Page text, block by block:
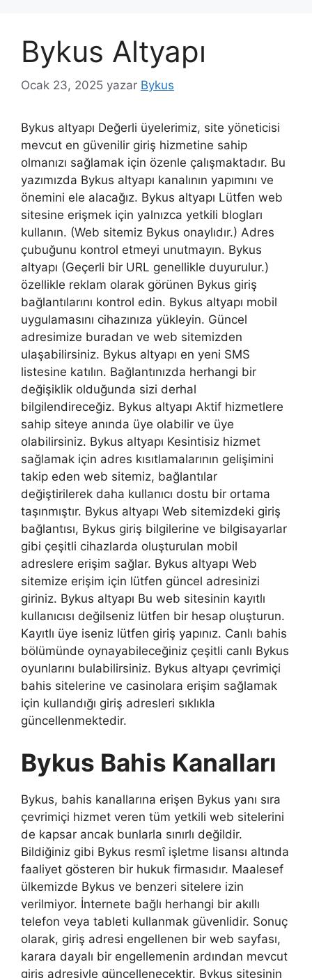
Bykus Altyapı
Ocak 23, 2025 yazar Bykus
Bykus altyapı Değerli üyelerimiz, site yöneticisi
mevcut en güvenilir giriş hizmetine sahip
olmanızı sağlamak için özenle çalışmaktadır. Bu
yazımızda Bykus altyapı kanalının yapımını ve
önemini ele alacağız. Bykus altyapı Lütfen web
sitesine erişmek için yalnızca yetkili blogları
kullanın. (Web sitemiz Bykus onaylıdır.) Adres
çubuğunu kontrol etmeyi unutmayın. Bykus
altyapı (Geçerli bir URL genellikle duyurulur.)
özellikle reklam olarak görünen Bykus giriş
bağlantılarını kontrol edin. Bykus altyapı mobil
uygulamasını cihazınıza yükleyin. Güncel
adresimize buradan ve web sitemizden
ulaşabilirsiniz. Bykus altyapı en yeni SMS
listesine katılın. Bağlantınızda herhangi bir
değişiklik olduğunda sizi derhal
bilgilendireceğiz. Bykus altyapı Aktif hizmetlere
sahip siteye anında üye olabilir ve üye
olabilirsiniz. Bykus altyapı Kesintisiz hizmet
sağlamak için adres kısıtlamalarının gelişimini
takip eden web sitemiz, bağlantılar
değiştirilerek daha kullanıcı dostu bir ortama
taşınmıştır. Bykus altyapı Web sitemizdeki giriş
bağlantısı, Bykus giriş bilgilerine ve bilgisayarlar
gibi çeşitli cihazlarda oluşturulan mobil
adreslere erişim sağlar. Bykus altyapı Web
sitemize erişim için lütfen güncel adresinizi
giriniz. Bykus altyapı Bu web sitesinin kayıtlı
kullanıcısı değilseniz lütfen bir hesap oluşturun.
Kayıtlı üye iseniz lütfen giriş yapınız. Canlı bahis
bölümünde oynayabileceğiniz çeşitli canlı Bykus
oyunlarını bulabilirsiniz. Bykus altyapı çevrimiçi
bahis sitelerine ve casinolara erişim sağlamak
için kullandığı giriş adresleri sıklıkla
güncellenmektedir.
Bykus Bahis Kanalları
Bykus, bahis kanallarına erişen Bykus yanı sıra
çevrimiçi hizmet veren tüm yetkili web sitelerini
de kapsar ancak bunlarla sınırlı değildir.
Bildiğiniz gibi Bykus resmî işletme lisansı altında
faaliyet gösteren bir hukuk firmasıdır. Maalesef
ülkemizde Bykus ve benzeri sitelere izin
verilmiyor. İnternete bağlı herhangi bir akıllı
telefon veya tableti kullanmak güvenlidir. Sonuç
olarak, giriş adresi engellenen bir web sayfası,
karara dayalı bir engellemenin ardından mevcut
giriş adresiyle güncellenecektir. Bykus sitesinin